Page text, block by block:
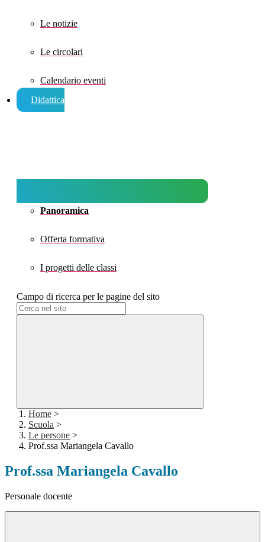
Le notizie
Le circolari
Calendario eventi
Didattica
Panoramica
Offerta formativa
I progetti delle classi
Campo di ricerca per le pagine del sito
Home >
Scuola >
Le persone >
Prof.ssa Mariangela Cavallo
Prof.ssa Mariangela Cavallo
Personale docente